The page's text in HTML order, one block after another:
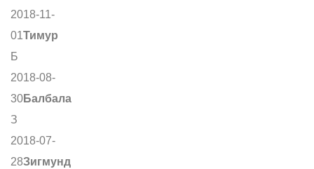
2018-11-
01Тимур
Б
2018-08-
30Балбала
З
2018-07-
28Зигмунд